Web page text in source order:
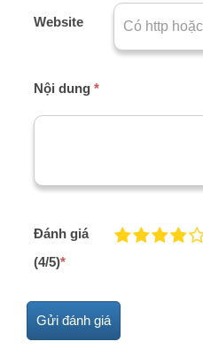
Website
Nội dung *
Đánh giá
(4/5)*